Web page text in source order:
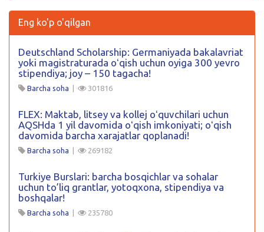
Eng ko'p o'qilgan
Deutschland Scholarship: Germaniyada bakalavriat
yoki magistraturada oʻqish uchun oyiga 300 yevro
stipendiya; joy – 150 tagacha!
Barcha soha | 301816
FLEX: Maktab, litsey va kollej oʻquvchilari uchun
AQSHda 1 yil davomida oʻqish imkoniyati; oʻqish
davomida barcha xarajatlar qoplanadi!
Barcha soha | 269182
Turkiye Burslari: barcha bosqichlar va sohalar
uchun to’liq grantlar, yotoqxona, stipendiya va
boshqalar!
Barcha soha | 235780